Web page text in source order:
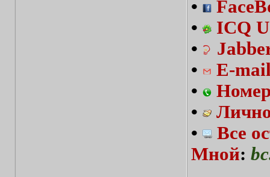
•
•
ICQ
•
•
E-
•
•
•
Все
Мной: